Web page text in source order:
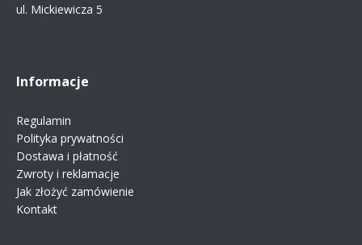
ul. Mickiewicza 5
Informacje
Regulamin
Polityka prywatności
Dostawa i płatność
Zwroty i reklamacje
Jak złożyć zamówienie
Kontakt